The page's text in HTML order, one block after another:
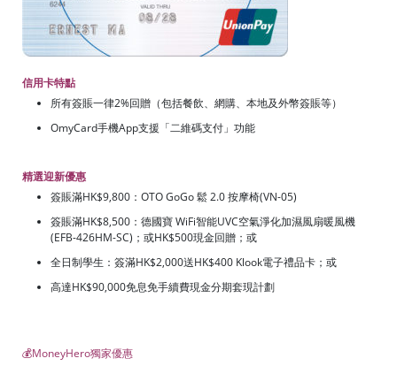
信用卡特點
所有簽賬一律2%回贈（包括餐飲、網購、本地及外幣簽賬等）
OmyCard手機App支援「二維碼支付」功能
精選迎新優惠
簽賬滿HK$9,800：OTO GoGo 鬆 2.0 按摩椅(VN-05)
簽賬滿HK$8,500：德國寶 WiFi智能UVC空氣淨化加濕風扇暖風機
(EFB-426HM-SC)；或HK$500現金回贈；或
全日制學生：簽滿HK$2,000送HK$400 Klook電子禮品卡；或
高達HK$90,000免息免手續費現金分期套現計劃
💰MoneyHero獨家優惠